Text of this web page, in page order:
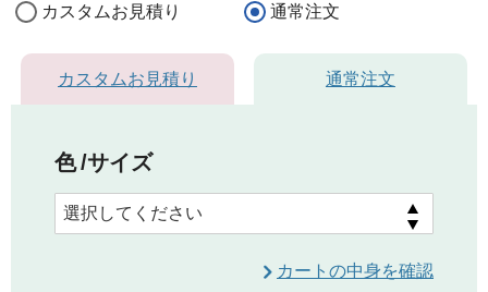
カスタムお見積り
通常注文
カスタムお見積り 通常注文
色 サイズ
カートの中身を確認